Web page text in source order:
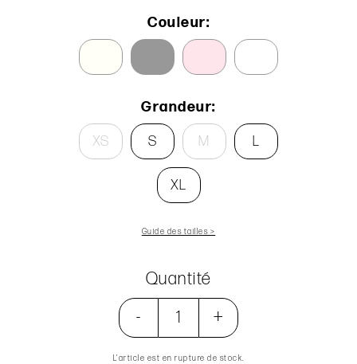
Couleur:
Grandeur:
XS S M L
XL
Guide des tailles >
Quantité
- +
L’article est en rupture de stock.